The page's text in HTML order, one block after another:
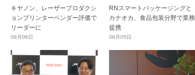
キヤノン、レーザープロダクシ
ョンプリンターベンダー評価で
リーダーに
08月06日
RNスマートパッケージングと
カナオカ、食品包装分野で業務
提携
08月05日